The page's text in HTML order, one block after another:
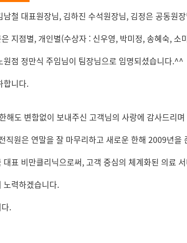
남철 대표원장님, 김하진 수석원장님, 김정은 공동원
지점별, 개인별(수상자 : 신우영, 박미정, 송혜숙,
원점 정만식 주임님이 팀장님으로 임명되셨습니다.^^
합니다.
해도 변함없이 보내주신 고객님의 사랑에 감사드리며
직원은 연말을 잘 마무리하고 새로운 한해 2009년을
대표 비만클리닉으로써, 고객 중심의 체계화된 의료
노력하겠습니다.
.